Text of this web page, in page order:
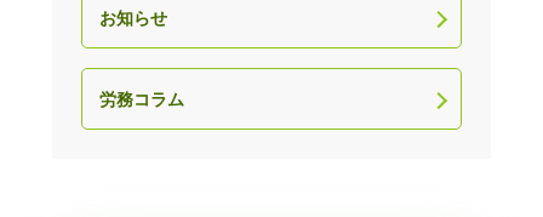
お知らせ
労務コラム